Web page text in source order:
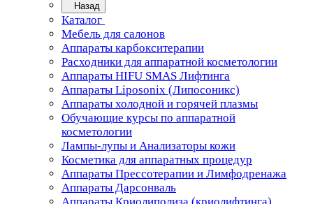
Назад
Каталог
Мебель для салонов
Аппараты карбокситерапии
Расходники для аппаратной косметологии
Аппараты HIFU SMAS Лифтинга
Аппараты Liposonix (Липосоникс)
Аппараты холодной и горячей плазмы
Обучающие курсы по аппаратной
косметологии
Лампы-лупы и Анализаторы кожи
Косметика для аппаратных процедур
Аппараты Прессотерапии и Лимфодренажа
Аппараты Дарсонваль